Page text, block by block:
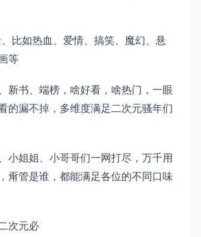
比如热血、爱情、搞笑、魔幻、悬
等
新书、端榜，啥好看，啥热门，一眼
的漏不掉，多维度满足二次元骚年们
小姐姐、小哥哥们一网打尽，万千用
甭管是谁，都能满足各位的不同口味
次元必